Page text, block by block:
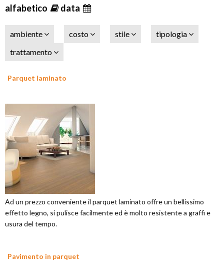
alfabetico
data
ambiente costo stile
tipologia
trattamento
Parquet laminato
Ad un prezzo conveniente il parquet laminato offre un bellissimo
effetto legno, si pulisce facilmente ed è molto resistente a graffi e
usura del tempo.
Pavimento in parquet